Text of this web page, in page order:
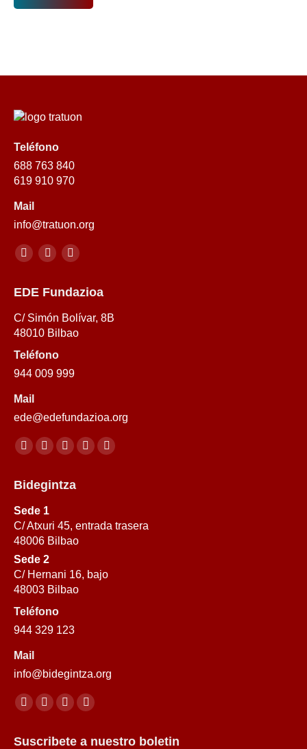
Teléfono
688 763 840
619 910 970
Mail
info@tratuon.org
Encuéntranos en:
Youtube
TwitterYoutube
EDE Fundazioa
C/ Simón Bolívar, 8B
48010 Bilbao
Teléfono
944 009 999
Mail
ede@edefundazioa.org
Encuéntranos en:
Facebook
opens
in
new
window
YouTube
opens
in
new
window
Linkedin
opens
new
window
Instagram
new
X-
in
Bidegintza
Sede 1
C/ Atxuri 45, entrada trasera
48006 Bilbao
Sede 2
C/ Hernani 16, bajo
48003 Bilbao
Teléfono
944 329 123
Mail
info@bidegintza.org
Encuéntranos en:
Facebook
opens
YouTube
opens
Instagram
opens
X-
page
Suscribete a nuestro boletin